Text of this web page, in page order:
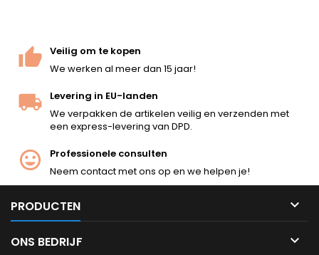
na bestelling.
Veilig om te kopen
We werken al meer dan 15 jaar!
Levering in EU-landen
We verpakken de artikelen veilig en verzenden met
een express-levering van DPD.
Professionele consulten
Neem contact met ons op en we helpen je!
PRODUCTEN 
ONS BEDRIJF 